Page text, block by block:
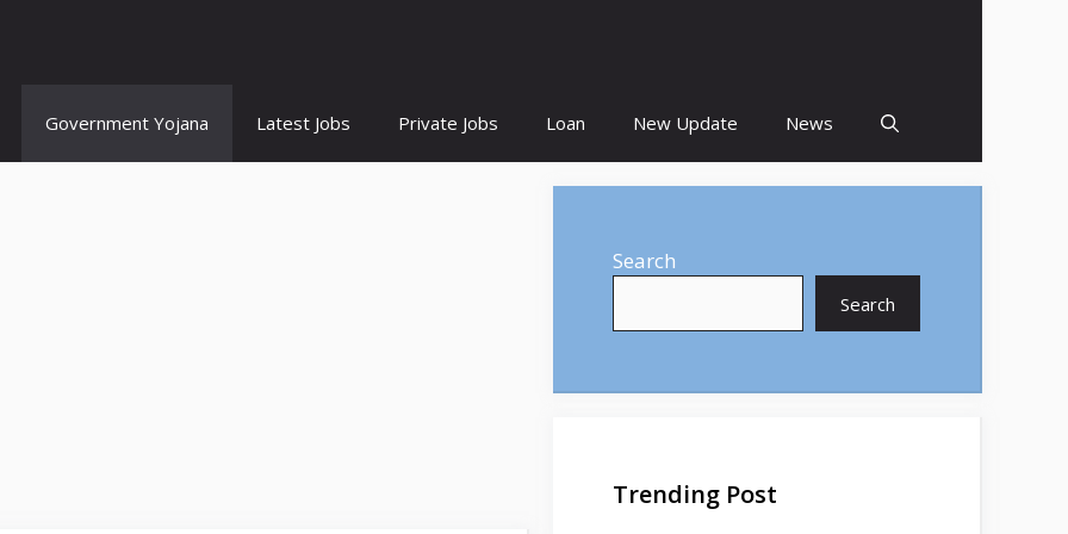
Government Yojana Latest Jobs Private Jobs Loan New Update News
Search
Search
Trending Post